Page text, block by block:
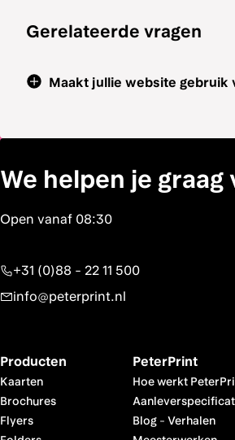
Gerelateerde vragen
Maakt jullie website gebruik
We helpen je graag
+31 (0)88 - 22 11 500
info@peterprint.nl
Producten
Kaarten
Brochures
Flyers
PeterPrint
Hoe werkt
Blog- Verhalen